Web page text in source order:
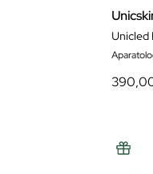
Unicled